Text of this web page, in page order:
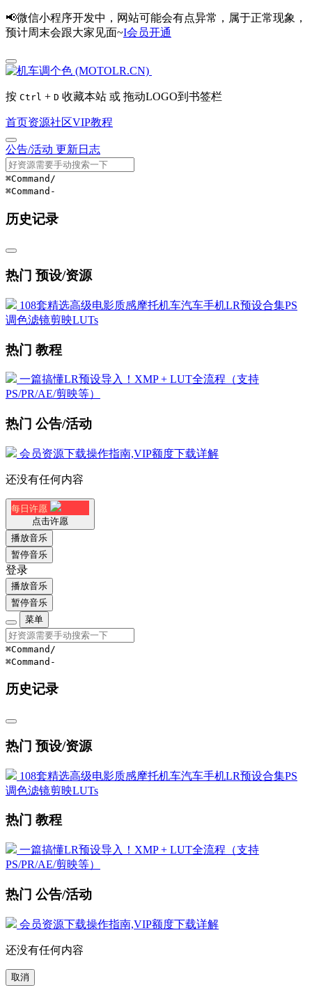
📢微信小程序开发中，网站可能会有点异常，属于正常现象，
预计周末会跟大家见面~I会员开通
按 Ctrl + D 收藏本站 或 拖动LOGO到书签栏
首页资源社区VIP教程
公告/活动 更新日志
⌘Command /
⌘Command -
历史记录
热门 预设/资源
108套精选高级电影质感摩托机车汽车手机LR预设合集PS
调色滤镜剪映LUTs
热门 教程
一篇搞懂LR预设导入！XMP + LUT全流程（支持
PS/PR/AE/剪映等）
热门 公告/活动
会员资源下载操作指南,VIP额度下载详解
还没有任何内容
每日许愿
点击许愿
播放音乐
暂停音乐
登录
播放音乐
暂停音乐
菜单
⌘Command /
⌘Command -
历史记录
热门 预设/资源
108套精选高级电影质感摩托机车汽车手机LR预设合集PS
调色滤镜剪映LUTs
热门 教程
一篇搞懂LR预设导入！XMP + LUT全流程（支持
PS/PR/AE/剪映等）
热门 公告/活动
会员资源下载操作指南,VIP额度下载详解
还没有任何内容
取消